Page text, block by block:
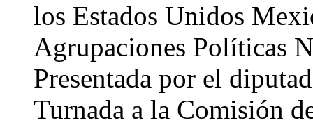
los Estados Unidos
Agrupaciones Políticas
Presentada por el
Turnada a la Comisión